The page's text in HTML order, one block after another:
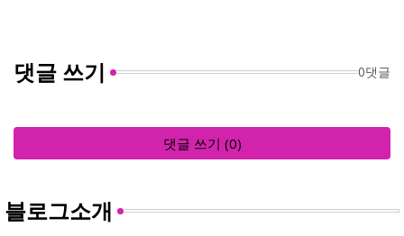
댓글 쓰기 0댓글
댓글 쓰기 (0)
블로그소개